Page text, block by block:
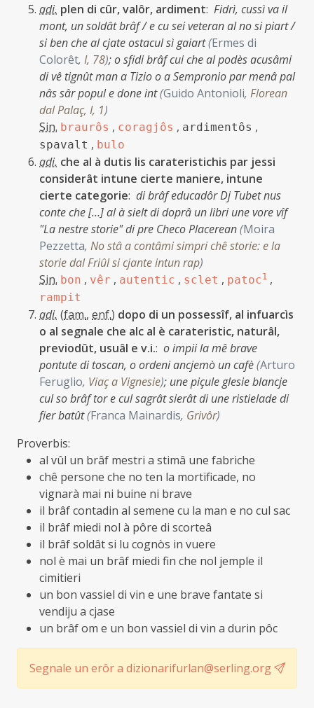
adi. plen di cûr, valôr, ardiment: Fidrì, cussì va il
mont, un soldât brâf / e cu sei veteran al no si piart /
si ben che al cjate ostacul sì gaiart(Ermes di
Colorêt, I, 78);o sfidi brâf cui che al podès acusâmi
di vê tignût man a Tizio o a Sempronio par menâ pal
nâs sâr popul e done int(Guido Antonioli, Florean
dal Palaç, I, 1)
Sin. braurôs , coragjôs , ardimentôs ,
spavalt , bulo
adi. che al à dutis lis carateristichis par jessi
considerât intune cierte maniere, intune
cierte categorie: di brâf educadôr Dj Tubet nus
conte che […] al à sielt di doprâ un libri une vore vîf
"La nestre storie" di pre Checo Placerean(Moira
Pezzetta, No stâ a contâmi simpri chê storie: e la
storie dal Friûl si cjante intun rap)
Sin. bon , vêr , autentic , sclet , patoc1 ,
rampit
adi. (fam., enf.) dopo di un possessîf, al infuarcìs
o al segnale che alc al è carateristic, naturâl,
previodût, usuâl e v.i.: o impii la mê brave
pontute di toscan, o ordeni ancjemò un cafè(Arturo
Feruglio, Viaç a Vignesie); une piçule glesie blancje
cul so brâf tor e cul sagrât sierât di une ristielade di
fier batût(Franca Mainardis, Grivôr)
Proverbis:
al vûl un brâf mestri a stimâ une fabriche
chê persone che no ten la mortificade, no
vignarà mai ni buine ni brave
il brâf contadin al semene cu la man e no cul sac
il brâf miedi nol à pôre di scorteâ
il brâf soldât si lu cognòs in vuere
nol è mai un brâf miedi fin che nol jemple il
cimitieri
un bon vassiel di vin e une brave fantate si
vendiju a cjase
un brâf om e un bon vassiel di vin a durin pôc
Segnale un erôr a dizionarifurlan@serling.org